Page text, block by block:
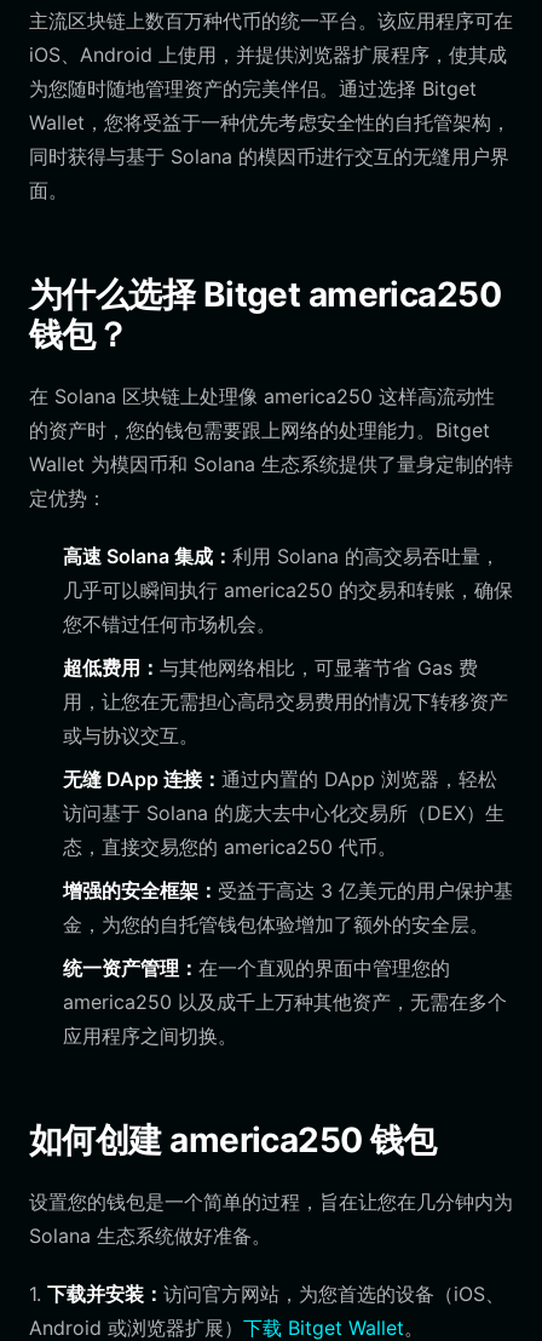
主流区块链上数百万种代币的统一平台。该应用程序可在
iOS、Android 上使用，并提供浏览器扩展程序，使其成
为您随时随地管理资产的完美伴侣。通过选择 Bitget
Wallet，您将受益于一种优先考虑安全性的自托管架构，
同时获得与基于 Solana 的模因币进行交互的无缝用户界
面。
为什么选择 Bitget america250
钱包？
在 Solana 区块链上处理像 america250 这样高流动性
的资产时，您的钱包需要跟上网络的处理能力。Bitget
Wallet 为模因币和 Solana 生态系统提供了量身定制的特
定优势：
高速 Solana 集成： 利用 Solana 的高交易吞吐量，
几乎可以瞬间执行 america250 的交易和转账，确保
您不错过任何市场机会。
超低费用： 与其他网络相比，可显著节省 Gas 费
用，让您在无需担心高昂交易费用的情况下转移资产
或与协议交互。
无缝 DApp 连接： 通过内置的 DApp 浏览器，轻松
访问基于 Solana 的庞大去中心化交易所（DEX）生
态，直接交易您的 america250 代币。
增强的安全框架： 受益于高达 3 亿美元的用户保护基
金，为您的自托管钱包体验增加了额外的安全层。
统一资产管理： 在一个直观的界面中管理您的
america250 以及成千上万种其他资产，无需在多个
应用程序之间切换。
如何创建 america250 钱包
设置您的钱包是一个简单的过程，旨在让您在几分钟内为
Solana 生态系统做好准备。
1. 下载并安装： 访问官方网站，为您首选的设备（iOS、
Android 或浏览器扩展） 下载 Bitget Wallet。